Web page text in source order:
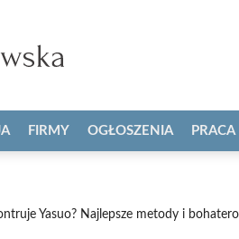
FIRMY OGŁOSZENIA PRACA
Yasuo? Najlepsze metody i